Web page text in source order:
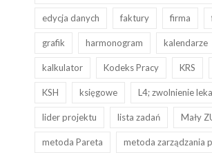
edycja danych faktury firma
grafik harmonogram kalendarze
kalkulator Kodeks Pracy KRS
KSH księgowe L4; zwolnienie
lider projektu lista zadań Mały
metoda Pareta metoda zarządzania